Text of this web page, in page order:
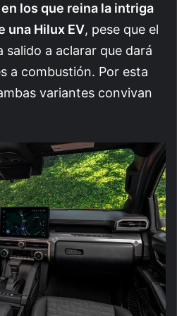
los que reina la intriga
una Hilux EV, pese que el
a aclarar que dará
a combustión. Por esta
variantes convivan